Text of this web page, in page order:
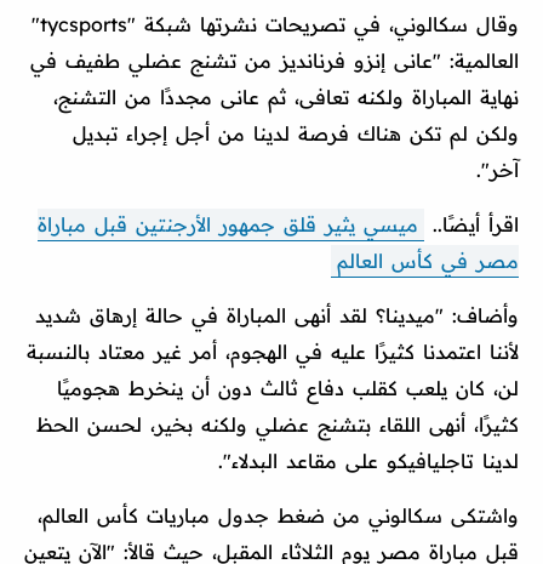
وقال سكالوني، في تصريحات نشرتها شبكة "tycsports"
العالمية: "عانى إنزو فرنانديز من تشنج عضلي طفيف في
نهاية المباراة ولكنه تعافى، ثم عانى مجددًا من التشنج،
ولكن لم تكن هناك فرصة لدينا من أجل إجراء تبديل
آخر".
اقرأ أيضًا..
ميسي يثير قلق جمهور الأرجنتين قبل مباراة
مصر في كأس العالم
وأضاف: "ميدينا؟ لقد أنهى المباراة في حالة إرهاق شديد
لأننا اعتمدنا كثيرًا عليه في الهجوم، أمر غير معتاد بالنسبة
لن، كان يلعب كقلب دفاع ثالث دون أن ينخرط هجوميًا
كثيرًا، أنهى اللقاء بتشنج عضلي ولكنه بخير، لحسن الحظ
لدينا تاجليافيكو على مقاعد البدلاء".
واشتكى سكالوني من ضغط جدول مباريات كأس العالم،
قبل مباراة مصر يوم الثلاثاء المقبل، حيث قالأ: "الآن يتعين